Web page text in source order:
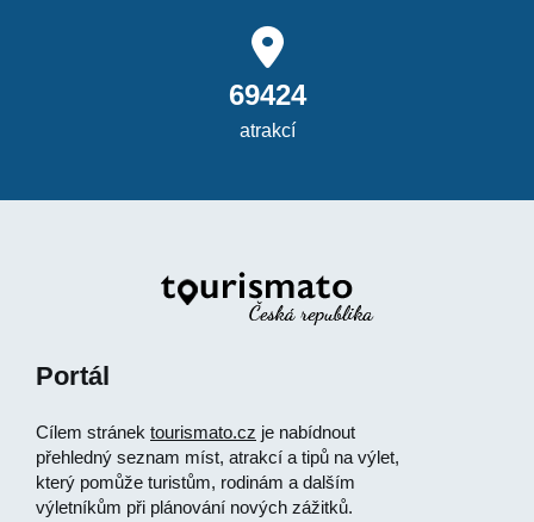
69424
atrakcí
Portál
Cílem stránek tourismato.cz je nabídnout
přehledný seznam míst, atrakcí a tipů na výlet,
který pomůže turistům, rodinám a dalším
výletníkům při plánování nových zážitků.